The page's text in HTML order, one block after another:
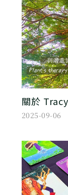
關於
2025-09-06